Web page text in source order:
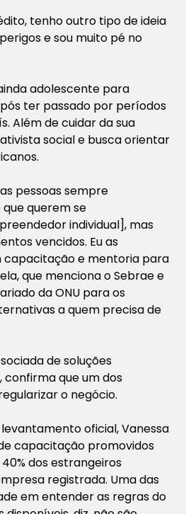
tenho outro tipo de ideia
e sou muito pé no
adolescente para
ter passado por períodos
Além de cuidar da sua
social e busca orientar
pessoas sempre
querem se
individual], mas
vencidos. Eu as
capacitação e mentoria para
que menciona o Sebrae e
da ONU para os
a quem precisa de
de soluções
confirma que um dos
o negócio.
oficial, Vanessa
capacitação promovidos
dos estrangeiros
registrada. Uma das
em entender as regras do